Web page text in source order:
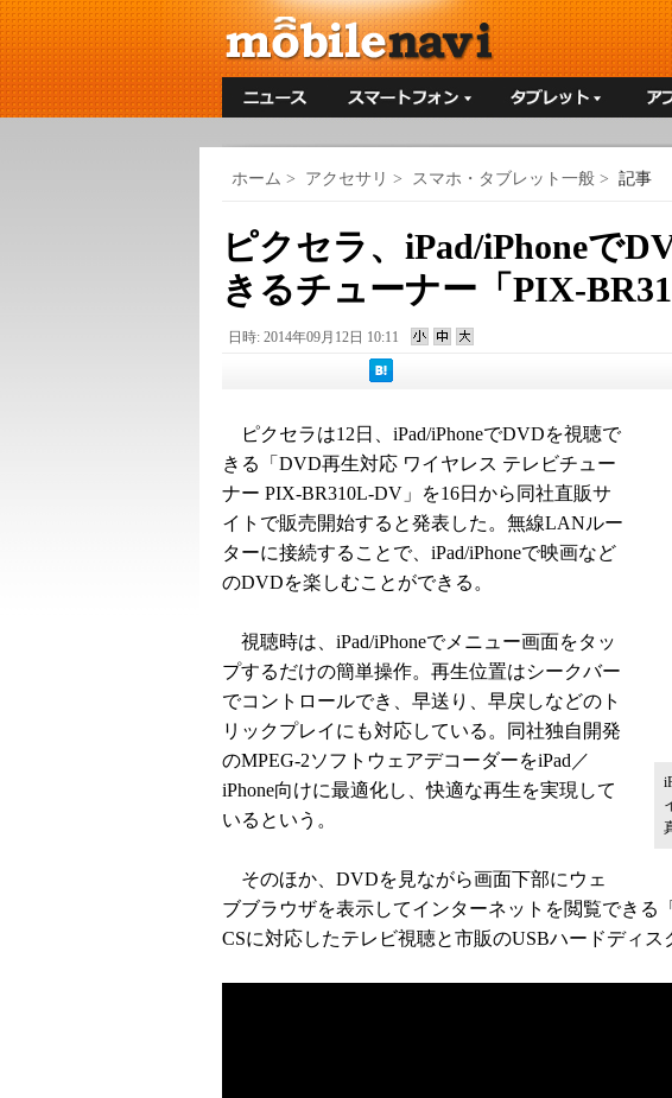
ホーム > アクセサリ > スマホ・タブレット一般 > 記事
ピクセラ、iPad/iPhoneで
きるチューナー「PIX-
日時: 2014年09月12日 10:11
ピクセラは12日、iPad/iPhoneでDVDを視聴で
きる「DVD再生対応 ワイヤレス テレビチュー
ナー PIX-BR310L-DV」を16日から同社直販サ
イトで販売開始すると発表した。無線LANルー
ターに接続することで、iPad/iPhoneで映画など
のDVDを楽しむことができる。
視聴時は、iPad/iPhoneでメニュー画面をタッ
プするだけの簡単操作。再生位置はシークバー
でコントロールでき、早送り、早戻しなどのト
リックプレイにも対応している。同社独自開発
のMPEG-2ソフトウェアデコーダーをiPad／
iPhone向けに最適化し、快適な再生を実現して
いるという。
そのほか、DVDを見ながら画面下部にウェ
ブブラウザを表示してインターネットを閲覧できる
CSに対応したテレビ視聴と市販のUSBハードディス